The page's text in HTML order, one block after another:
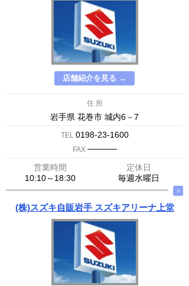
店舗紹介を見る →
住 所
岩手県 花巻市 城内6－7
TEL 0198-23-1600
FAX ─────
営業時間
定休日
10:10～18:30
毎週水曜日
∧
(株)スズキ自販岩手 スズキアリーナ上堂